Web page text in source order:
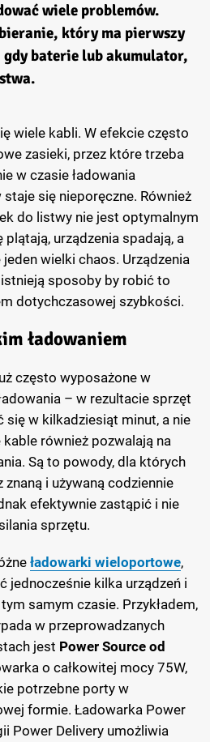
wiele problemów.
który ma pierwszy
baterie lub akumulator,
wiele kabli. W efekcie często
zasieki, przez które trzeba
w czasie ładowania
się nieporęczne. Również
do listwy nie jest optymalnym
urządzenia spadają, a
wielki chaos. Urządzenia
sposoby by robić to
dotychczasowej szybkości.
ładowaniem
często wyposażone w
– w rezultacie sprzęt
się w kilkadziesiąt minut, a nie
również pozwalają na
Są to powody, dla których
i używaną codziennie
efektywnie zastąpić i nie
sprzętu.
ładowarki wieloportowe,
jednocześnie kilka urządzeń i
samym czasie. Przykładem,
w przeprowadzanych
jest Power Source od
o całkowitej mocy 75W,
potrzebne porty w
formie. Ładowarka Power
Power Delivery umożliwia